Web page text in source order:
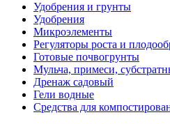
Удобрения и грунты
Удобрения
Микроэлементы
Регуляторы роста и
Готовые почвогрунты
Мульча, примеси,
Дренаж садовый
Гели водные
Средства для